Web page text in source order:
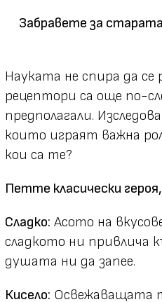
Забравете за
Науката не спира да се
рецептори са още по-
предполагали.
които играят важна
кои са те?
Петте класически
Сладко: Асото на
сладкото ни привлича
душата ни да запее.
Кисело: Освежаващата